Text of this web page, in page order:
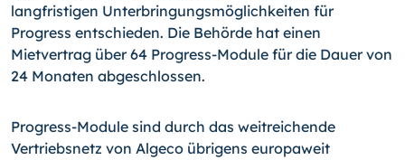
langfristigen Unterbringungsmöglichkeiten für
Progress entschieden. Die Behörde hat einen
Mietvertrag über 64 Progress-Module für die Dauer von
24 Monaten abgeschlossen.
Progress-Module sind durch das weitreichende
Vertriebsnetz von Algeco übrigens europaweit